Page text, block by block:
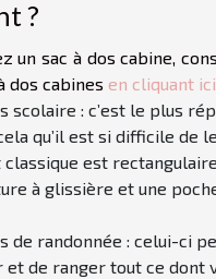
?
un sac à dos cabine,
dos cabines en cliquant ici
scolaire : c’est le plus
qu’il est si difficile de
est
à glissière et une
de randonnée : celui-ci
de ranger tout ce dont